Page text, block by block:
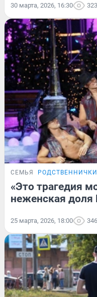
30 марта, 2026, 16:30 323
СЕМЬЯ РОДСТВЕННИЧКИ
«Это трагедия
неженская
25 марта, 2026, 18:00 346